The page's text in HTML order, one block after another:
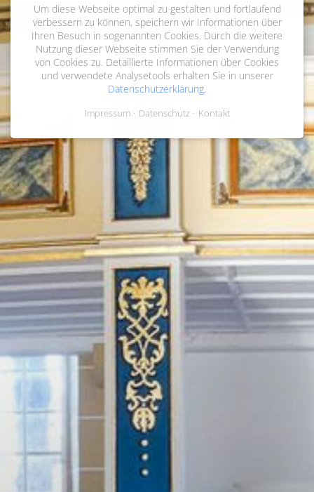
Um diese Webseite optimal zu gestalten und fortlaufend
verbessern zu können, speichern wir Informationen über
Ihren Besuch in sogenannten Cookies. Durch die weitere
Nutzung dieser Webseite stimmen Sie der Verwendung
von Cookies zu. Detaillierte Informationen über Cookies
und verwendete Analysetools erhalten Sie in unserer
Datenschutzerklärung.
Impressum Datenschutz Kontakt